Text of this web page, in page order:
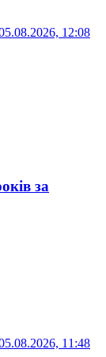
12:08
за
11:48